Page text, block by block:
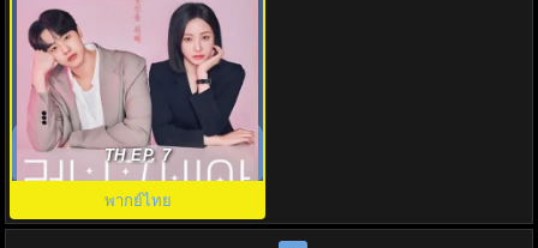
Love Phobia (2026) พากย์ไทย
EP1-8 ดูซีรี่ย์เกาหลี HD
TH EP. 7
พากย์ไทย